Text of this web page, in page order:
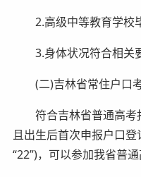
2.高级中等教育学校毕
3.身体状况符合相关要
(二)吉林省常住户口考
符合吉林省普通高考
且出生后首次申报户口
“22”)，可以参加我省普通